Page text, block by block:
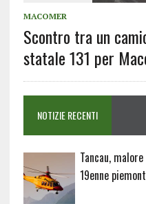
MACOMER
Scontro tra un
statale 131 per
NOTIZIE RECENTI
Tancau,
19enne